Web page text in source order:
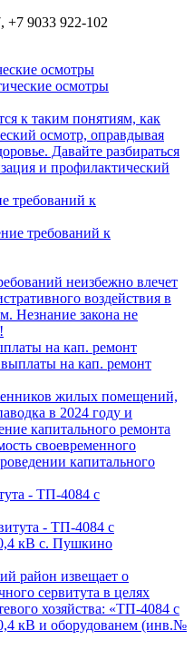
+7 9033 922-102
осмотры
к таким понятиям, как
осмотр, оправдывая
Давайте разбираться
и профилактический
требований к
неизбежно влечет
воздействия в
Незнание закона не
на кап. ремонт
жилых помещений,
в 2024 году и
капитального ремонта
своевременного
капитального
- ТП-4084 с
район извещает о
сервитута в целях
хозяйства: «ТП-4084 с
кВ и оборудованем (инв.№